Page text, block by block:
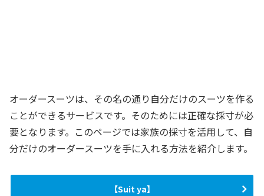
オーダースーツは、その名の通り自分だけのスーツを作る
ことができるサービスです。そのためには正確な採寸が必
要となります。このページでは家族の採寸を活用して、自
分だけのオーダースーツを手に入れる方法を紹介します。
【Suit ya】